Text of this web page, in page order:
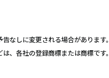
なしに変更される場合があります。
、各社の登録商標または商標です。